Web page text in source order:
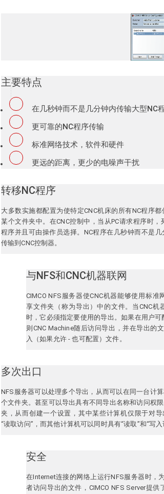
主要特点
在几秒钟而不是几分钟内传输大型NC程
更可靠的NC程序传输
标准网络技术，软件和硬件
更远的距离，更少的电噪声干扰
转移NC程序
大多数实施都配置为使特定CNC机床的所有NC程序都
某个文件夹中。 在CNC控制中，当从PC请求程序时，
程序并且可由操作员选择。 NC程序在几秒钟而不是几
传输到CNC控制器。
与NFS和CNC机器联网
CIMCO NFS服务器使CNC机器能够使用标准
享文件夹（称为导出）中的文件。 当CNC机
时，它必须指定要使用的导出。如果在用户可
则CNC Machine随后访问导出，并在导出的
入（如果允许 - 也可配置）文件。
多次出口
NFS服务器可以处理多个导出，从而可以在同一台计算
个文件夹。甚至可以导出具有不同导出名称和访问权限
夹，从而创建一个设置，其中某些计算机仅限于对导
“读取访问”，而其他计算机可以同时具有“读取”和“写入
安全
在Internet连接的网络上运行NFS服务器时，
者访问导出的文件，CIMCO NFS Server提供